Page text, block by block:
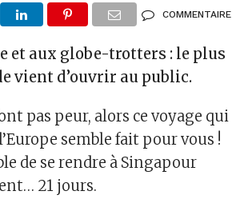
COMMENTAIRE
et aux globe-trotters : le plus
vient d’ouvrir au public.
pas peur, alors ce voyage qui
semble fait pour vous !
de se rendre à Singapour
21 jours.